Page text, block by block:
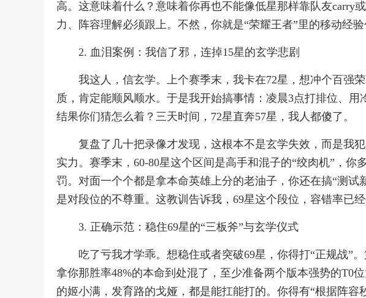
高。这意味着什么？意味着你再也不能像低星那样靠队友carry
力、阵容理解必须跟上。不然，你就是“荣耀王者”里的移动经验
2. 血泪案例：我信了邪，连掉15星的玄学悲剧
我这人，信玄学。上个赛季末，我卡在72星，想冲个百强
质，肯定能顺风顺水。于是我开始搞事情：凌晨3点打排位、
结果你们猜怎么着？三天时间，72星直奔57星，我人都傻了。
复盘了几十把录像才发现，这根本不是玄学失效，而是我
实力。赛季末，60-80星这个区间是高手和混子的“绞肉机”，你
罚。对面一个个都是拿本命英雄上分的老油子，你还在搞“测试
是对段位的不尊重。这教训告诉我，69星这个段位，容错率已经
3. 正确示范：稳住69星的“三板斧”与玄学仪式
吃了亏我才学乖。想稳住或者突破69星，你得打“正规战”
拿你那胜率48%的本命到处混了，至少准备两个版本强势的T0
的姬小满，发育路的戈娅，都是能扛能打的。你得有“根据阵容